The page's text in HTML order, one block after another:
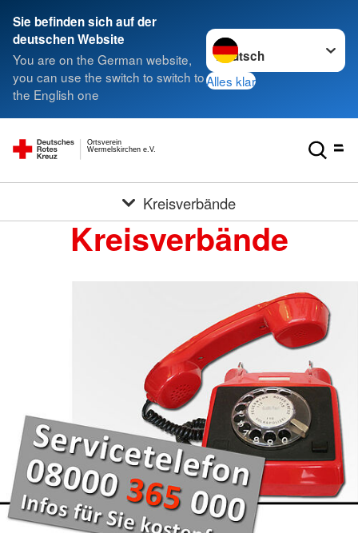
Sie befinden sich auf der
deutschen Website
You are on the German website,
you can use the switch to switch to
the English one
Sprache wechseln zu
Alles klar
Wermelskirchen e.V.
Ortsverein
Kreisverbände
Kreisverbände